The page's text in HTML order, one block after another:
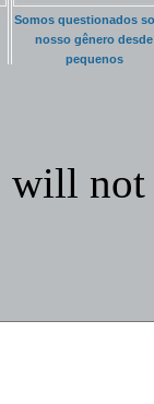
Somos questionados
nosso gênero desde
pequenos
will